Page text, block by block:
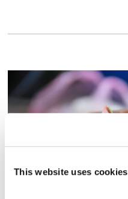
This website uses cookies